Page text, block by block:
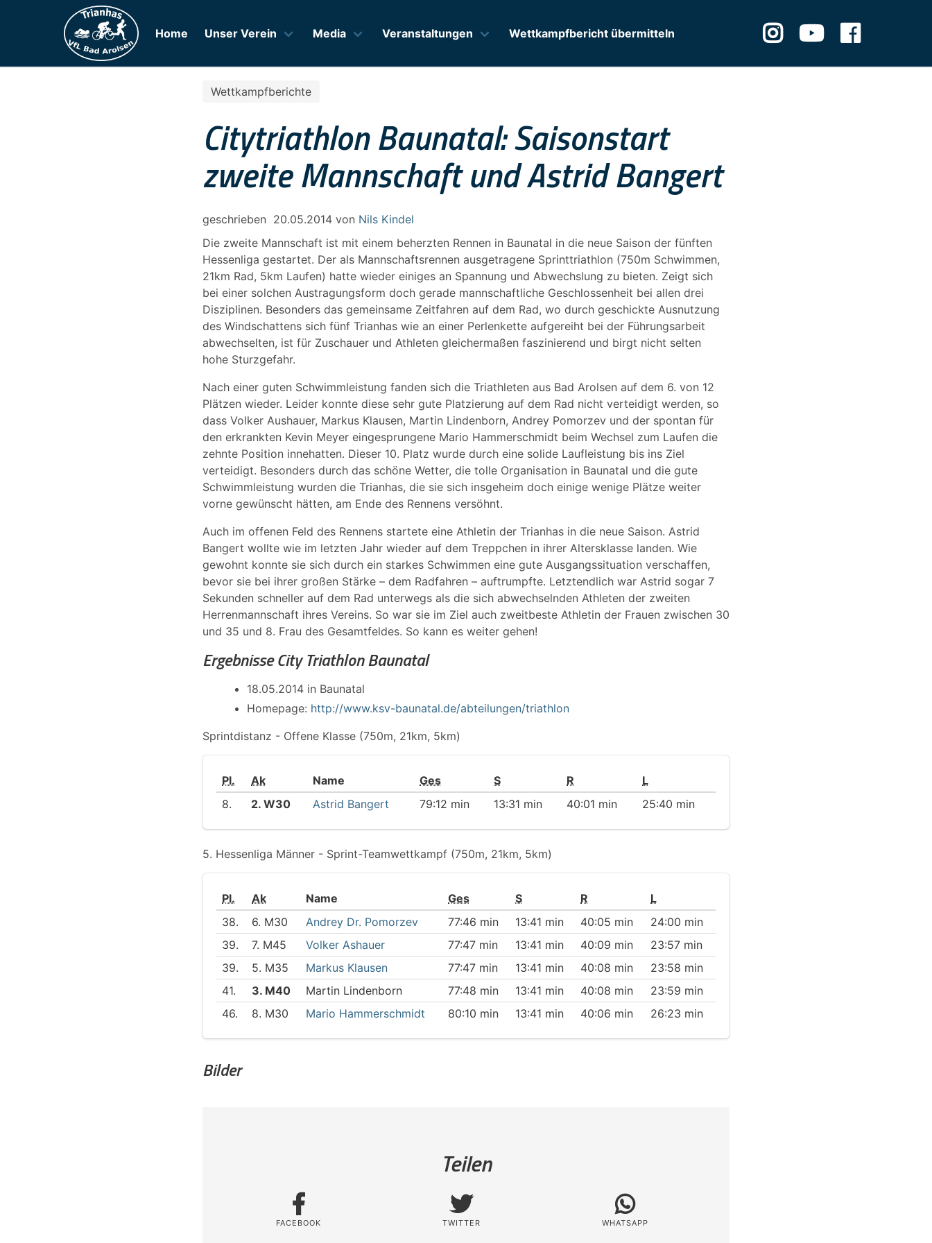
Home Unser Verein Media Veranstaltungen Wettkampfbericht übermitteln
Wettkampfberichte
Citytriathlon Baunatal: Saisonstart
zweite Mannschaft und Astrid Bangert
geschrieben 20.05.2014 von Nils Kindel
Die zweite Mannschaft ist mit einem beherzten Rennen in Baunatal in die neue Saison der fünften
Hessenliga gestartet. Der als Mannschaftsrennen ausgetragene Sprinttriathlon (750m Schwimmen,
21km Rad, 5km Laufen) hatte wieder einiges an Spannung und Abwechslung zu bieten. Zeigt sich
bei einer solchen Austragungsform doch gerade mannschaftliche Geschlossenheit bei allen drei
Disziplinen. Besonders das gemeinsame Zeitfahren auf dem Rad, wo durch geschickte Ausnutzung
des Windschattens sich fünf Trianhas wie an einer Perlenkette aufgereiht bei der Führungsarbeit
abwechselten, ist für Zuschauer und Athleten gleichermaßen faszinierend und birgt nicht selten
hohe Sturzgefahr.
Nach einer guten Schwimmleistung fanden sich die Triathleten aus Bad Arolsen auf dem 6. von 12
Plätzen wieder. Leider konnte diese sehr gute Platzierung auf dem Rad nicht verteidigt werden, so
dass Volker Aushauer, Markus Klausen, Martin Lindenborn, Andrey Pomorzev und der spontan für
den erkrankten Kevin Meyer eingesprungene Mario Hammerschmidt beim Wechsel zum Laufen die
zehnte Position innehatten. Dieser 10. Platz wurde durch eine solide Laufleistung bis ins Ziel
verteidigt. Besonders durch das schöne Wetter, die tolle Organisation in Baunatal und die gute
Schwimmleistung wurden die Trianhas, die sie sich insgeheim doch einige wenige Plätze weiter
vorne gewünscht hätten, am Ende des Rennens versöhnt.
Auch im offenen Feld des Rennens startete eine Athletin der Trianhas in die neue Saison. Astrid
Bangert wollte wie im letzten Jahr wieder auf dem Treppchen in ihrer Altersklasse landen. Wie
gewohnt konnte sie sich durch ein starkes Schwimmen eine gute Ausgangssituation verschaffen,
bevor sie bei ihrer großen Stärke – dem Radfahren – auftrumpfte. Letztendlich war Astrid sogar 7
Sekunden schneller auf dem Rad unterwegs als die sich abwechselnden Athleten der zweiten
Herrenmannschaft ihres Vereins. So war sie im Ziel auch zweitbeste Athletin der Frauen zwischen 30
und 35 und 8. Frau des Gesamtfeldes. So kann es weiter gehen!
Ergebnisse City Triathlon Baunatal
18.05.2014 in Baunatal
Homepage: http://www.ksv-baunatal.de/abteilungen/triathlon
Sprintdistanz - Offene Klasse (750m, 21km, 5km)
Pl. Ak Name Ges S R
L
8.
2. W30 Astrid Bangert 79:12 min 13:31 min 40:01 min 25:40 min
5. Hessenliga Männer - Sprint-Teamwettkampf (750m, 21km, 5km)
Pl. Ak Name Ges S R
L
38.
6. M30 Andrey Dr. Pomorzev 77:46 min 13:41 min 40:05 min
24:00 min
39.
7. M45 Volker Ashauer 77:47 min 13:41 min 40:09 min
23:57 min
39.
5. M35 Markus Klausen 77:47 min 13:41 min 40:08 min
23:58 min
41.
3. M40 Martin Lindenborn 77:48 min 13:41 min 40:08 min
23:59 min
46.
8. M30 Mario Hammerschmidt 80:10 min 13:41 min 40:06 min 26:23 min
Bilder
Teilen
FACEBOOK TWITTER WHATSAPP